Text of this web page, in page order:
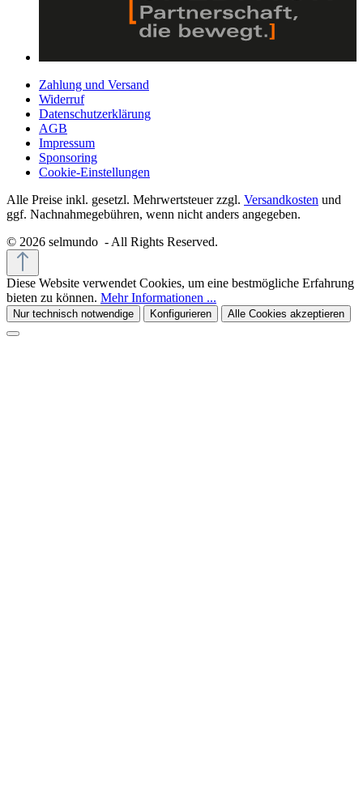
Zahlung und Versand
Widerruf
Datenschutzerklärung
AGB
Impressum
Sponsoring
Cookie-Einstellungen
Alle Preise inkl. gesetzl. Mehrwertsteuer zzgl. Versandkosten und
ggf. Nachnahmegebühren, wenn nicht anders angegeben.
© 2026 selmundo - All Rights Reserved.
Diese Website verwendet Cookies, um eine bestmögliche Erfahrung
bieten zu können. Mehr Informationen ...
Nur technisch notwendige Konfigurieren Alle Cookies akzeptieren